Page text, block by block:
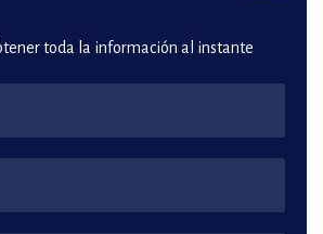
toda la información al instante